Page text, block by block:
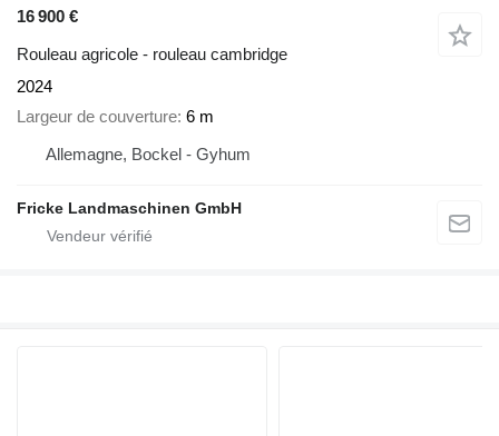
16 900 €
Rouleau agricole - rouleau cambridge
2024
Largeur de couverture 6 m
Allemagne, Bockel - Gyhum
Fricke Landmaschinen GmbH